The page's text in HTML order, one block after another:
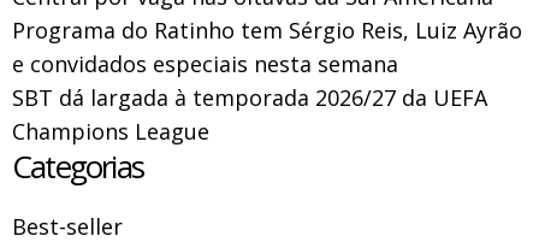
Programa do Ratinho tem Sérgio Reis, Luiz Ayrão
e convidados especiais nesta semana
SBT dá largada à temporada 2026/27 da UEFA
Champions League
Categorias
Best-seller